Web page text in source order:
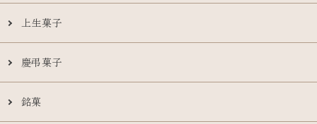
上生菓子
慶弔菓子
銘菓